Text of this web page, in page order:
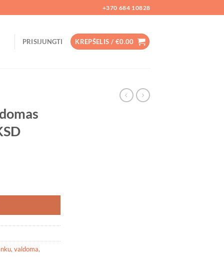
+370 684 10828
PRISIJUNGTI KREPŠELIS / €0.00
, valdoma,